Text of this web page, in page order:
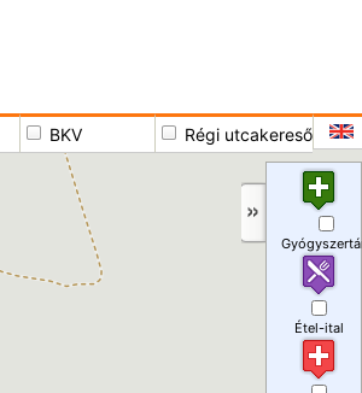
BKV Régi utcakereső
Étel-ital